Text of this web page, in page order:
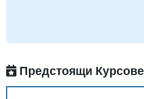
Предстоящи Курсове